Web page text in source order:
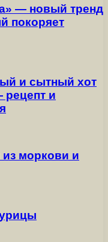
— новый тренд
покоряет
и сытный хот
и
моркови и